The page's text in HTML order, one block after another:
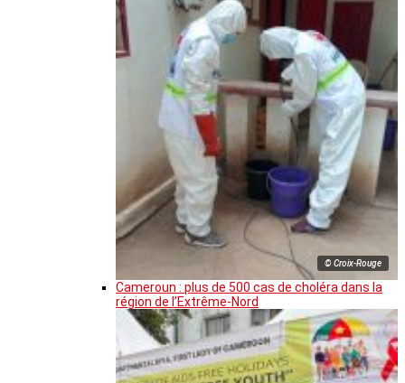
© Croix-Rouge
Cameroun : plus de 500 cas de choléra dans la
région de l’Extrême-Nord